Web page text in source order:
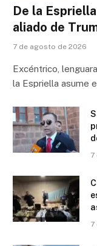
De la
aliado de
7 de agosto de 2026
Excéntrico,
la Espriella asume
7
7